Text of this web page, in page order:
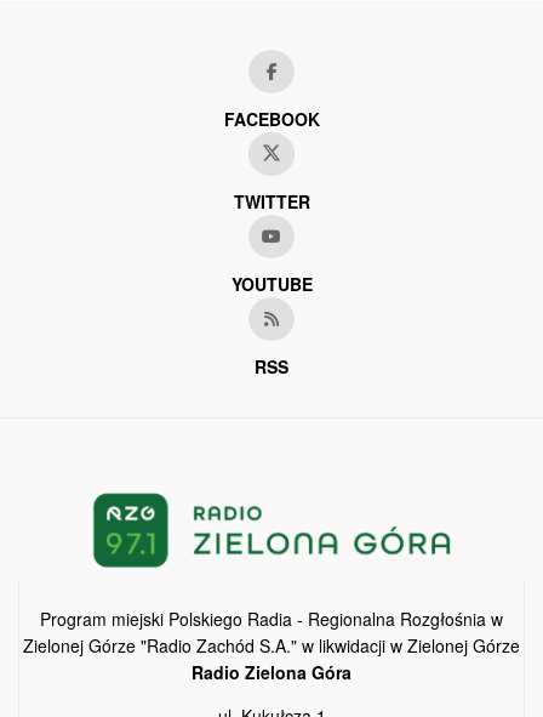
FACEBOOK
TWITTER
YOUTUBE
RSS
Program miejski Polskiego Radia - Regionalna Rozgłośnia w
Zielonej Górze "Radio Zachód S.A." w likwidacji w Zielonej Górze
Radio Zielona Góra